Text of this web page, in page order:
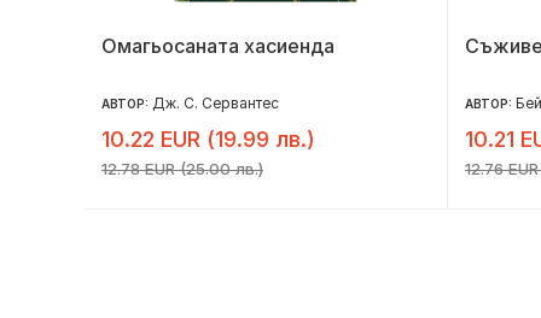
Омагьосаната хасиенда
АВТОР: Дж. С. Сервантес
10.22 EUR (19.99 лв.)
12.78 EUR (25.00 лв.)
АВТОР:
10.21
12.76